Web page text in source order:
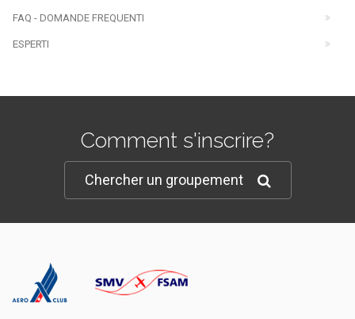
FAQ - DOMANDE FREQUENTI
ESPERTI
Comment s'inscrire?
Chercher un groupement